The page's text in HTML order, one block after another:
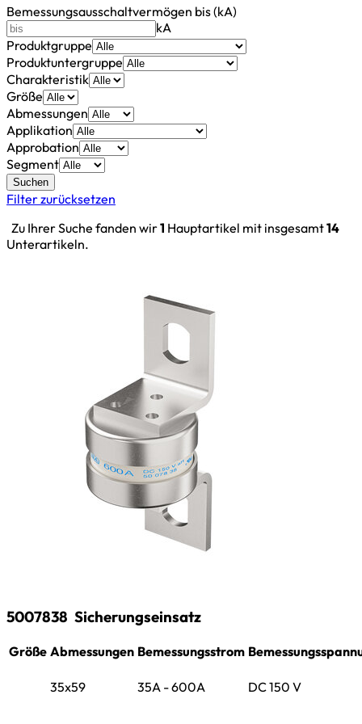
Bemessungsausschaltvermögen bis (kA)
kA
Produktgruppe
Produktuntergruppe
Charakteristik
Größe
Abmessungen
Applikation
Approbation
Segment
Suchen
Filter zurücksetzen
Zu Ihrer Suche fanden wir1 Hauptartikel mit insgesamt14
Unterartikeln.
5007838 Sicherungseinsatz
Größe Abmessungen Bemessungsstrom
35x59 35A - 600A DC 150 V